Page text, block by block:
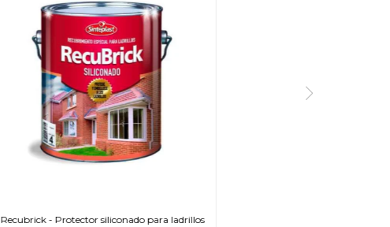
Recubrick - Protector siliconado para ladrillos